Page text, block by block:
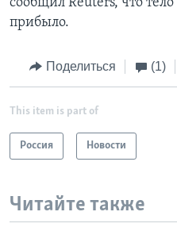
сообщил Reuters, что
прибыло.
Поделиться (1)
This item is part of
Россия Новости
Читайте также